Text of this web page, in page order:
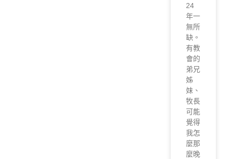
24
年一
無所
缺。
有教
會的
弟兄
姊
妹、
牧長
可能
覺得
我怎
麼那
麼晚